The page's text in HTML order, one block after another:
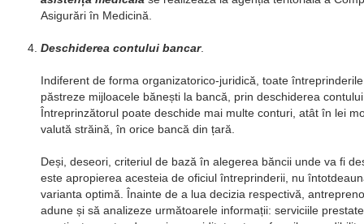
Asigurări în Medicină.
Deschiderea contului bancar.
Indiferent de forma organizatorico-juridică, toate
păstreze mijloacele bănești la bancă, prin deschiderea
Întreprinzătorul poate deschide mai multe conturi, atât în lei
valută străină, în orice bancă din țară.
Deși, deseori, criteriul de bază în alegerea băncii unde va fi
este apropierea acesteia de oficiul întreprinderii, nu
varianta optimă. Înainte de a lua decizia respectivă,
adune și să analizeze următoarele informații: serviciile